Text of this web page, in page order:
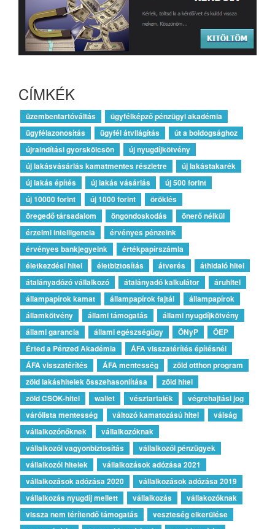
CÍMKÉK
üzembentartóváltás
ügyfélképző pénzügyi akadémia
ügyfélazonosítás
ügyfél átvilágítás
út a boldogsághoz
újraindítási gyorskölcsön
új nyugdíjkötvény
új lakásvásárlás kamatmentes részletre
új lakástakarék
új lakás építés
új lakás vásárlás
új 500 forint
új 10000 forint
új 1000 forint
öröklés
öregedő társadalom
öngondoskodás
önerő nélkül
érzelmi intelligencia
érvényes pénzeink
érvényes bankjegyeink
értékpapírszámla
életkezdési hitel
életbiztosítás átverés
áthidaló hitel
átalányadózó vállalkozó
átalányadó kalkulátor
áruhitel
állampapírok kamat
állampapírok fajtái
állampapírok
államkötvény
állami támogatás
állami nyugdíjkötvény
állami garancia
állami egészségügy ÖNyP
ÖEP
Érted a Pénzed Akadémia
ÁFA visszatérítés építésnél
ÁFA visszatérítés
ÁFA mentesség
zöld otthon program
zöld lakáshitelek összehasonlítása
zöld hitel
zöld CSOK-hitel
wallet vésztartalék
végrehajtási jog
várólista mentesség
változó kamatozású hitel
válság
vállalkozónőknek
vállalkozóknak
vállalkozói vagyonbiztosítás
vállalkozói pénzügyek
vállalkozói hitelek
vállalkozások adózása 2021
vállalkozások adózása 2020
vállalkozások adózása 2019
vállalkozás nyugdíj mellett
vállalkozás
vállakozóknak
vissza nem térítendő támogatás
veszteség elkerülése